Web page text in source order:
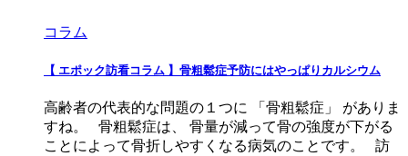
コラム
【 エポック訪看コラム 】骨粗鬆症予防にはやっぱりカルシウム
高齢者の代表的な問題の１つに 「骨粗鬆症」 がありま
すね。 骨粗鬆症は、 骨量が減って骨の強度が下がる
ことによって骨折しやすくなる病気のことです。 訪